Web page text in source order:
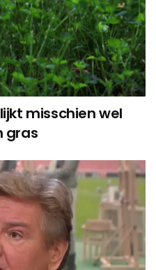
misschien wel
gras